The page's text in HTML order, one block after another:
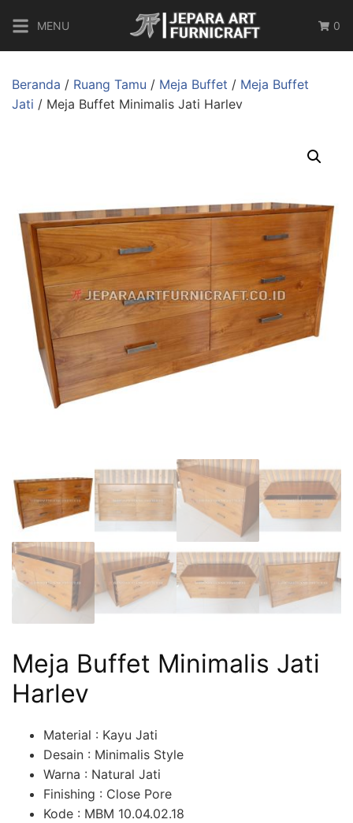
MENU 0
Beranda / Ruang Tamu / Meja Buffet / Meja Buffet
Jati / Meja Buffet Minimalis Jati Harlev
Meja Buffet Minimalis Jati
Harlev
Material : Kayu Jati
Desain : Minimalis Style
Warna : Natural Jati
Finishing : Close Pore
Kode : MBM 10.04.02.18